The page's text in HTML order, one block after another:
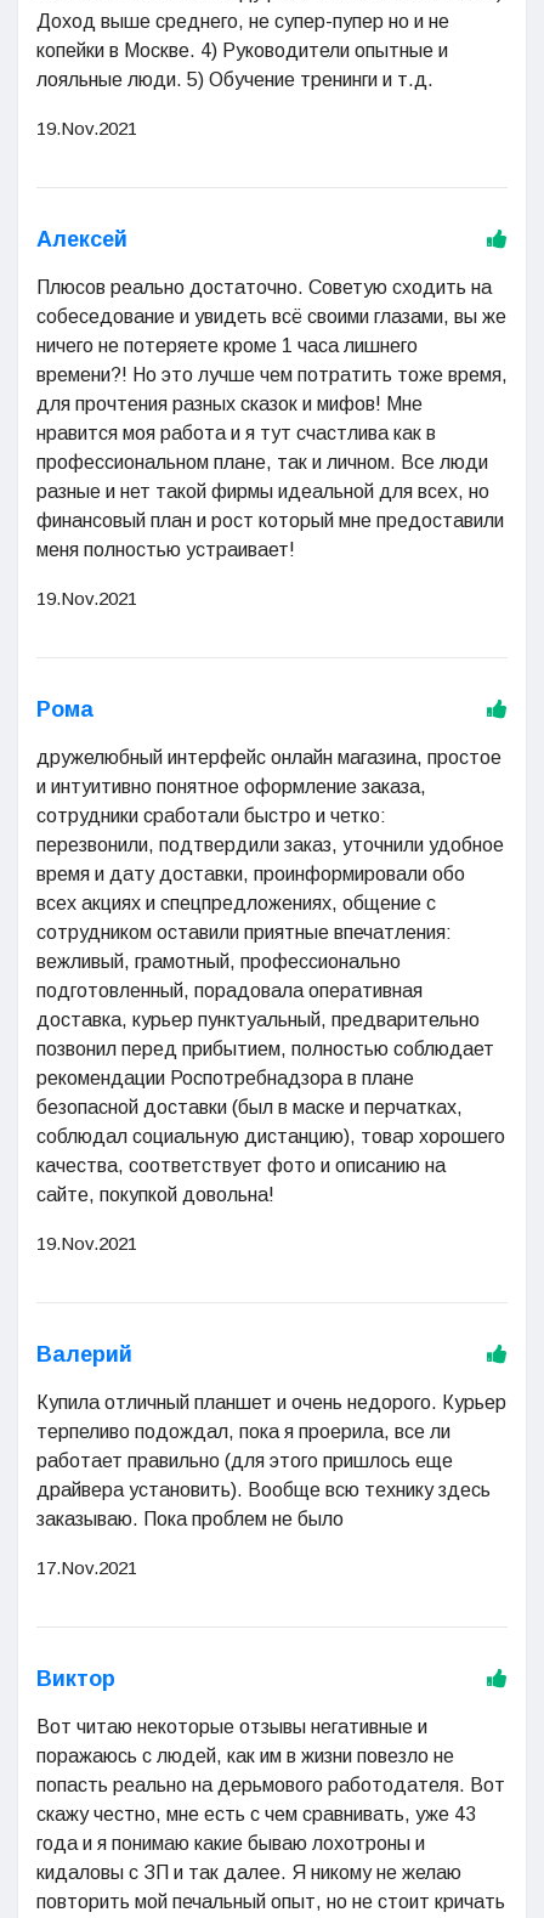
Доход выше среднего, не супер-пупер но и не
копейки в Москве. 4) Руководители опытные и
лояльные люди. 5) Обучение тренинги и т.д.
19.Nov.2021
Алексей
Плюсов реально достаточно. Советую сходить на
собеседование и увидеть всё своими глазами, вы же
ничего не потеряете кроме 1 часа лишнего
времени?! Но это лучше чем потратить тоже время,
для прочтения разных сказок и мифов! Мне
нравится моя работа и я тут счастлива как в
профессиональном плане, так и личном. Все люди
разные и нет такой фирмы идеальной для всех, но
финансовый план и рост который мне предоставили
меня полностью устраивает!
19.Nov.2021
Рома
дружелюбный интерфейс онлайн магазина, простое
и интуитивно понятное оформление заказа,
сотрудники сработали быстро и четко:
перезвонили, подтвердили заказ, уточнили удобное
время и дату доставки, проинформировали обо
всех акциях и спецпредложениях, общение с
сотрудником оставили приятные впечатления:
вежливый, грамотный, профессионально
подготовленный, порадовала оперативная
доставка, курьер пунктуальный, предварительно
позвонил перед прибытием, полностью соблюдает
рекомендации Роспотребнадзора в плане
безопасной доставки (был в маске и перчатках,
соблюдал социальную дистанцию), товар хорошего
качества, соответствует фото и описанию на
сайте, покупкой довольна!
19.Nov.2021
Валерий
Купила отличный планшет и очень недорого. Курьер
терпеливо подождал, пока я проерила, все ли
работает правильно (для этого пришлось еще
драйвера установить). Вообще всю технику здесь
заказываю. Пока проблем не было
17.Nov.2021
Виктор
Вот читаю некоторые отзывы негативные и
поражаюсь с людей, как им в жизни повезло не
попасть реально на дерьмового работодателя. Вот
скажу честно, мне есть с чем сравнивать, уже 43
года и я понимаю какие бываю лохотроны и
кидаловы с ЗП и так далее. Я никому не желаю
повторить мой печальный опыт, но не стоит кричать